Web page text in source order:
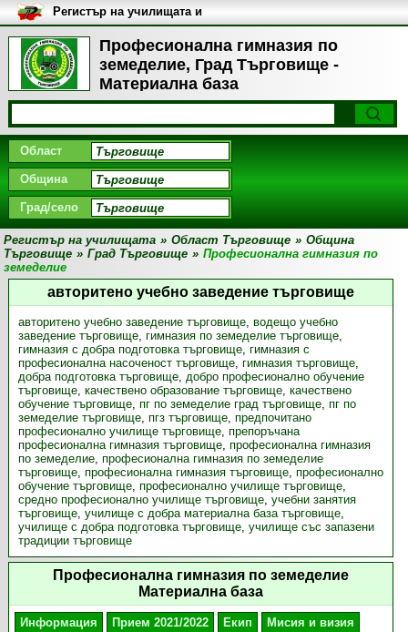
Професионална гимназия по
земеделие, Град Търговище -
Материална база
Регистър на училищата и
университетите в България
Област
Община
Град/село
Регистър на училищата » Област Търговище » Община
Търговище » Град Търговище » Професионална гимназия по
земеделие
авторитено учебно заведение търговище
авторитено учебно заведение търговище, водещо учебно
заведение търговище, гимназия по земеделие търговище,
гимназия с добра подготовка търговище, гимназия с
професионална насоченост търговище, гимназия търговище,
добра подготовка търговище, добро професионално обучение
търговище, качествено образование търговище, качествено
обучение търговище, пг по земеделие град търговище, пг по
земеделие търговище, пгз търговище, предпочитано
професионално училище търговище, препоръчана
професионална гимназия търговище, професионална гимназия
по земеделие, професионална гимназия по земеделие
търговище, професионална гимназия търговище, професионално
обучение търговище, професионално училище търговище,
средно професионално училище търговище, учебни занятия
търговище, училище с добра материална база търговище,
училище с добра подготовка търговище, училище със запазени
традиции търговище
Професионална гимназия по земеделие
Материална база
Информация Прием 2021/2022 Екип
Мисия и визия